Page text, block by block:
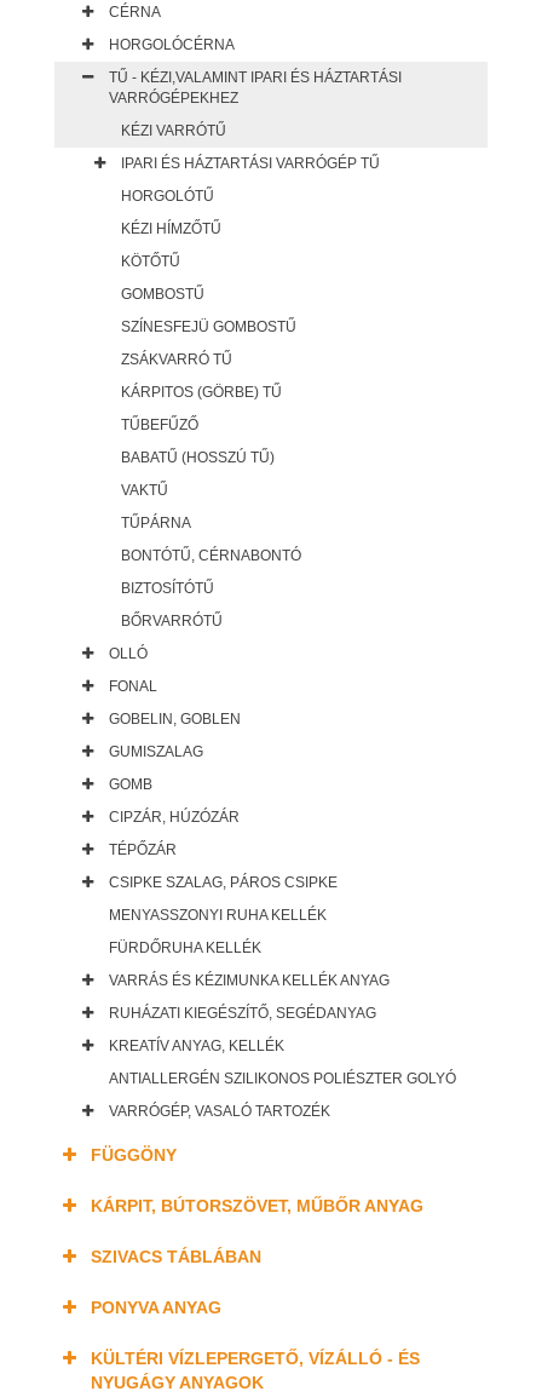
CÉRNA
HORGOLÓCÉRNA
TŰ - KÉZI,VALAMINT IPARI ÉS HÁZTARTÁSI
VARRÓGÉPEKHEZ
KÉZI VARRÓTŰ
IPARI ÉS HÁZTARTÁSI VARRÓGÉP TŰ
HORGOLÓTŰ
KÉZI HÍMZŐTŰ
KÖTŐTŰ
GOMBOSTŰ
SZÍNESFEJÜ GOMBOSTŰ
ZSÁKVARRÓ TŰ
KÁRPITOS (GÖRBE) TŰ
TŰBEFŰZŐ
BABATŰ (HOSSZÚ TŰ)
VAKTŰ
TŰPÁRNA
BONTÓTŰ, CÉRNABONTÓ
BIZTOSÍTÓTŰ
BŐRVARRÓTŰ
OLLÓ
FONAL
GOBELIN, GOBLEN
GUMISZALAG
GOMB
CIPZÁR, HÚZÓZÁR
TÉPŐZÁR
CSIPKE SZALAG, PÁROS CSIPKE
MENYASSZONYI RUHA KELLÉK
FÜRDŐRUHA KELLÉK
VARRÁS ÉS KÉZIMUNKA KELLÉK ANYAG
RUHÁZATI KIEGÉSZÍTŐ, SEGÉDANYAG
KREATÍV ANYAG, KELLÉK
ANTIALLERGÉN SZILIKONOS POLIÉSZTER GOLYÓ
VARRÓGÉP, VASALÓ TARTOZÉK
FÜGGÖNY
KÁRPIT, BÚTORSZÖVET, MŰBŐR ANYAG
SZIVACS TÁBLÁBAN
PONYVA ANYAG
KÜLTÉRI VÍZLEPERGETŐ, VÍZÁLLÓ - ÉS
NYUGÁGY ANYAGOK